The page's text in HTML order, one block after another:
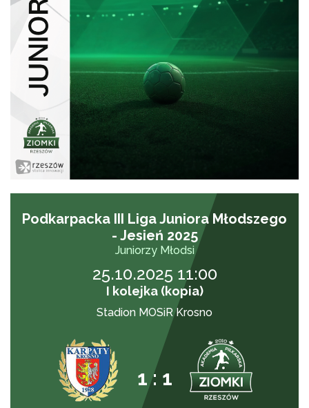
Podkarpacka III Liga Juniora Młodszego
- Jesień 2025
Juniorzy Młodsi
25.10.2025 11:00
I kolejka (kopia)
Stadion MOSiR Krosno
1 : 1